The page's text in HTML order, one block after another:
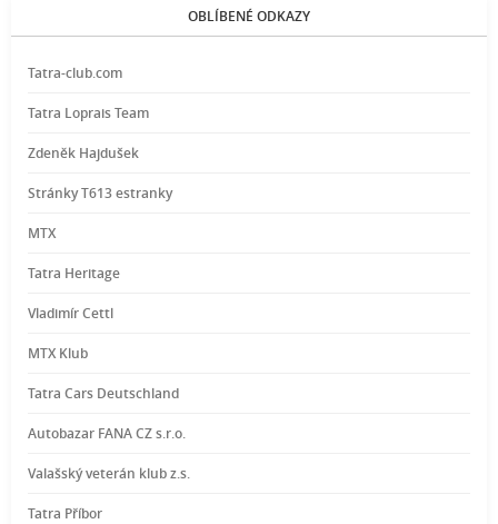
OBLÍBENÉ ODKAZY
Tatra-club.com
Tatra Loprais Team
Zdeněk Hajdušek
Stránky T613 estranky
MTX
Tatra Heritage
Vladimír Cettl
MTX Klub
Tatra Cars Deutschland
Autobazar FANA CZ s.r.o.
Valašský veterán klub z.s.
Tatra Příbor